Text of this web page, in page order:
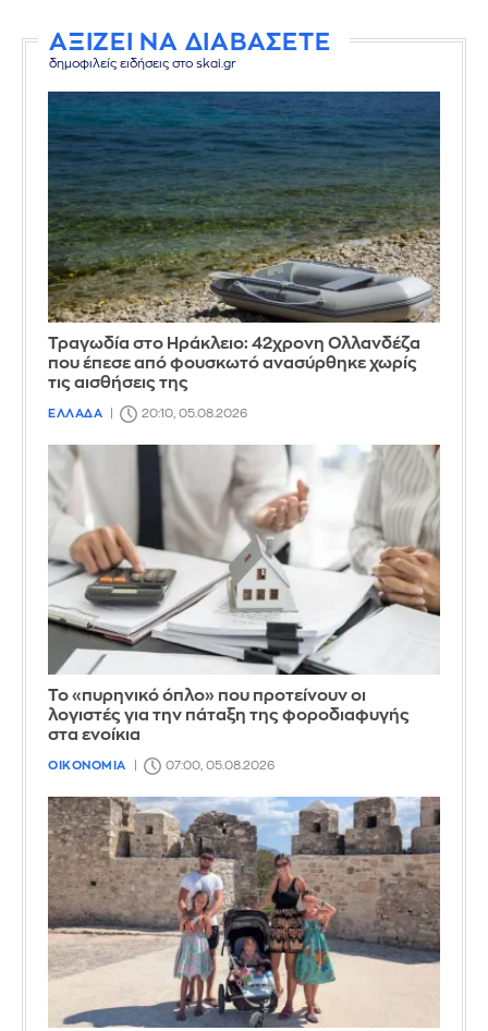
ΑΞΙΖΕΙ ΝΑ ΔΙΑΒΑΣΕΤΕ
δημοφιλείς ειδήσεις στο skai.gr
Τραγωδία στο Ηράκλειο: 42χρονη Ολλανδέζα
που έπεσε από φουσκωτό ανασύρθηκε χωρίς
τις αισθήσεις της
ΕΛΛΑΔΑ 20:10, 05.08.2026
Το «πυρηνικό όπλο» που προτείνουν οι
λογιστές για την πάταξη της φοροδιαφυγής
στα ενοίκια
ΟΙΚΟΝΟΜΙΑ 07:00, 05.08.2026